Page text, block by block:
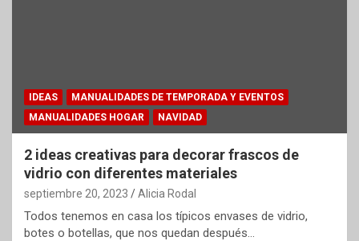
IDEAS
MANUALIDADES DE TEMPORADA Y EVENTOS
MANUALIDADES HOGAR
NAVIDAD
2 ideas creativas para decorar frascos de
vidrio con diferentes materiales
septiembre 20, 2023 Alicia Rodal
Todos tenemos en casa los típicos envases de vidrio,
botes o botellas, que nos quedan después…